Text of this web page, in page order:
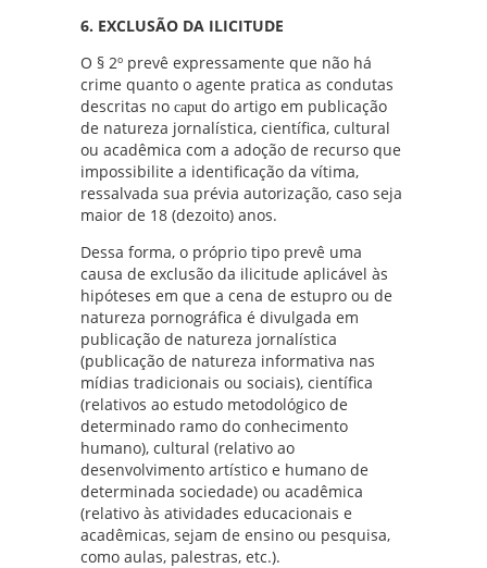
6. EXCLUSÃO DA ILICITUDE
O § 2º prevê expressamente que não há
crime quanto o agente pratica as condutas
descritas no caput do artigo em publicação
de natureza jornalística, científica, cultural
ou acadêmica com a adoção de recurso que
impossibilite a identificação da vítima,
ressalvada sua prévia autorização, caso seja
maior de 18 (dezoito) anos.
Dessa forma, o próprio tipo prevê uma
causa de exclusão da ilicitude aplicável às
hipóteses em que a cena de estupro ou de
natureza pornográfica é divulgada em
publicação de natureza jornalística
(publicação de natureza informativa nas
mídias tradicionais ou sociais), científica
(relativos ao estudo metodológico de
determinado ramo do conhecimento
humano), cultural (relativo ao
desenvolvimento artístico e humano de
determinada sociedade) ou acadêmica
(relativo às atividades educacionais e
acadêmicas, sejam de ensino ou pesquisa,
como aulas, palestras, etc.).